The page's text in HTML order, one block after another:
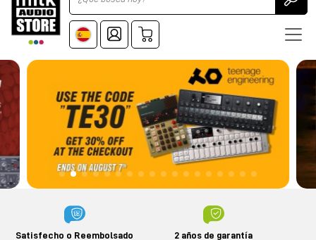
Satisfecho o Reembolsado 2 años de garantía